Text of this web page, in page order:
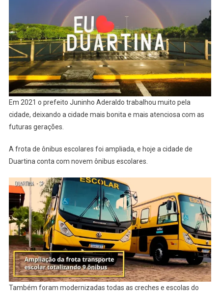
Em 2021 o prefeito Juninho Aderaldo trabalhou muito pela
cidade, deixando a cidade mais bonita e mais atenciosa com as
futuras gerações.
A frota de ônibus escolares foi ampliada, e hoje a cidade de
Duartina conta com novem ônibus escolares.
Também foram modernizadas todas as creches e escolas do